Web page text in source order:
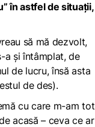
în astfel de situații,
să mă dezvolt,
a și întâmplat, de
de lucru, însă asta
de des).
cu care m-am tot
acasă – ceva ce ar